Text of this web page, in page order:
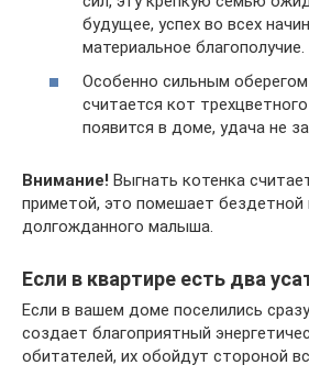
будущее, успех во всех
материальное благополучие.
Особенно сильным
считается кот
появится в доме, удача не
Внимание! Выгнать котенка
приметой, это помешает бездетной
долгожданного малыша.
Если в квартире есть два
Если в вашем доме поселились
создает благоприятный
обитателей, их обойдут стороной